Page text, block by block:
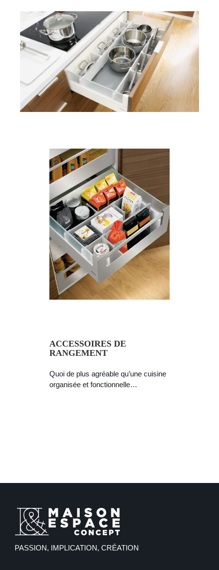
ACCESSOIRES DE
RANGEMENT
Quoi de plus agréable qu’une cuisine
organisée et fonctionnelle…
PASSION, IMPLICATION, CRÉATION